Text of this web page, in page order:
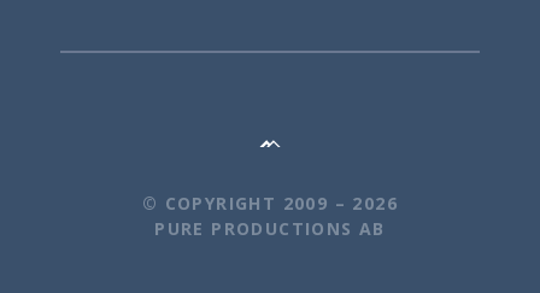
© COPYRIGHT 2009 – 2026
PURE PRODUCTIONS AB